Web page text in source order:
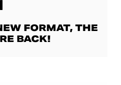
FORMAT, THE
BACK!